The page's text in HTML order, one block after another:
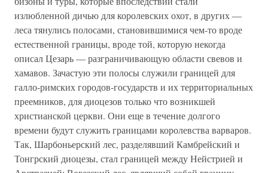
излюбленной дичью для королевских охот, в других —
леса тянулись полосами, становившимися чем-то вроде
естественной границы, вроде той, которую некогда
описал Цезарь — разграничивающую области свевов и
хамавов. Зачастую эти полосы служили границей для
галло-римских городов-государств и их территориальных
преемников, для диоцезов только что возникшей
христианской церкви. Они еще в течение долгого
времени будут служить границами королевства варваров.
Так, Шарбоньерский лес, разделявший Камбрейский и
Тонгрский диоцезы, стал границей между Нейстрией и